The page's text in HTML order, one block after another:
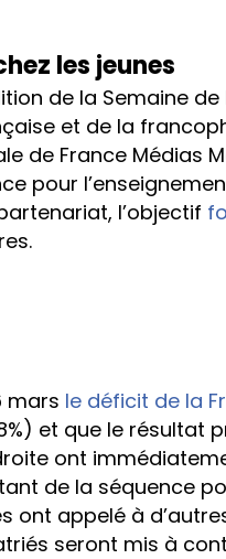
les jeunes
de la Semaine
et de la
de France Médias
pour
l’objectif
mars le déficit de la
et que le résultat
ont
de la séquence
ont appelé à
seront mis à